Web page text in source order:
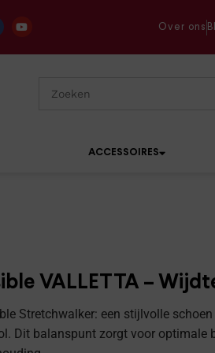
Over ons
ACCESSOIRES
VALLETTA –
Stretchwalker: een stijlvolle
Dit balanspunt zorgt voor optimale